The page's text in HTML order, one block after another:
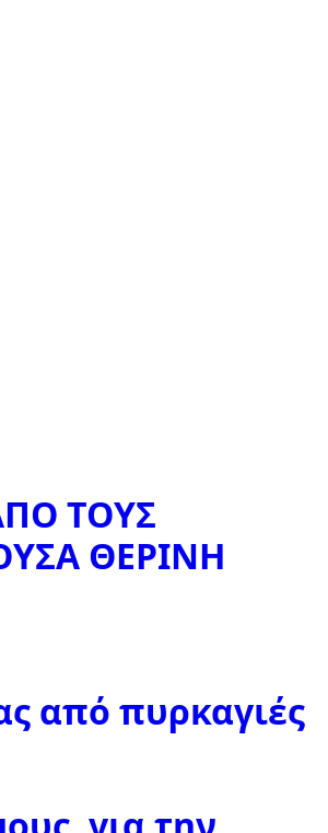
ΤΟΥΣ
ΘΕΡΙΝΗ
από πυρκαγιές